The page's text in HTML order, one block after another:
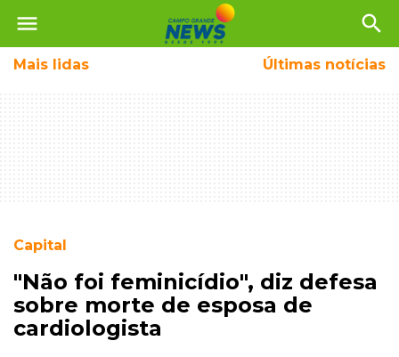
menu search
Mais lidas Últimas notícias
Capital
"Não foi feminicídio", diz defesa
sobre morte de esposa de
cardiologista